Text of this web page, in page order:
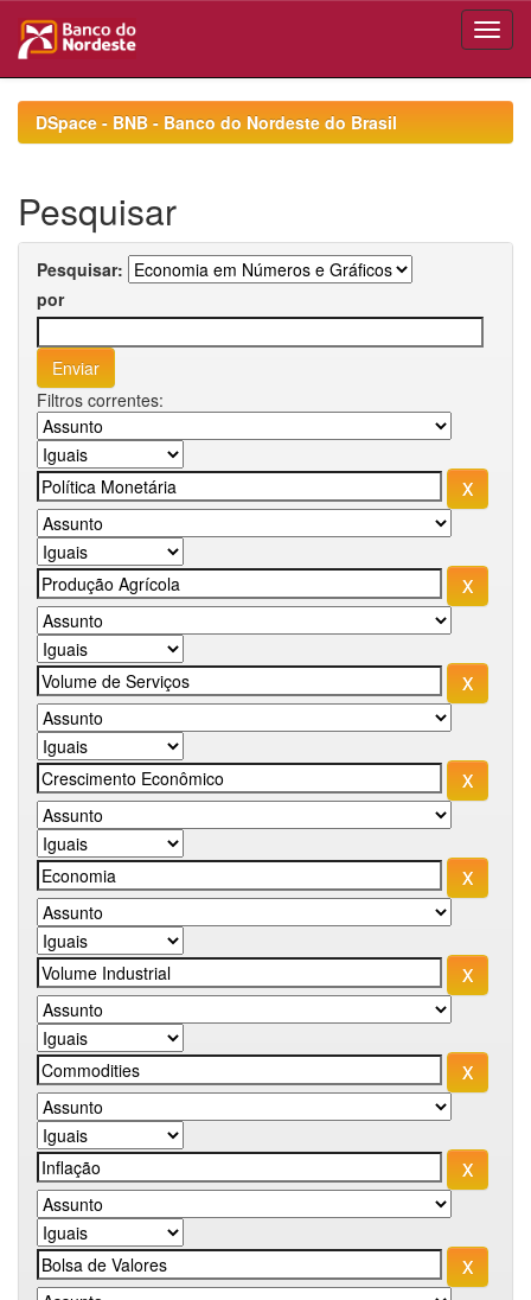
navigationDSpace - BNB - Banco do Nordeste do Brasil
Pesquisar
Pesquisar:
por
Filtros correntes: